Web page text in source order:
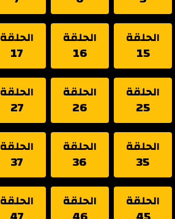
الحلقة
15
الحلقة
16
الحلقة
17
الحلقة
25
الحلقة
26
الحلقة
27
الحلقة
35
الحلقة
36
الحلقة
37
الحلقة الحلقة الحلقة